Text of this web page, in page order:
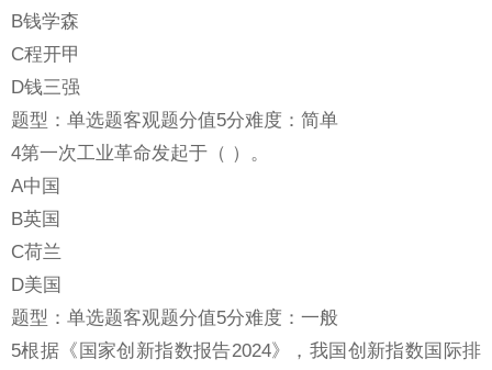
B钱学森
C程开甲
D钱三强
题型：单选题客观题分值5分难度：简单
4第一次工业革命发起于（ ）。
A中国
B英国
C荷兰
D美国
题型：单选题客观题分值5分难度：一般
5根据《国家创新指数报告2024》，我国创新指数国际排